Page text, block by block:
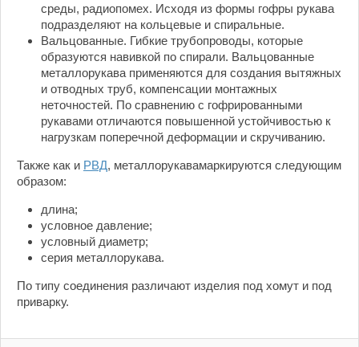
среды, радиопомех. Исходя из формы гофры рукава
подразделяют на кольцевые и спиральные.
Вальцованные. Гибкие трубопроводы, которые
образуются навивкой по спирали. Вальцованные
металлорукава применяются для создания вытяжных
и отводных труб, компенсации монтажных
неточностей. По сравнению с гофрированными
рукавами отличаются повышенной устойчивостью к
нагрузкам поперечной деформации и скручиванию.
Также как и РВД, металлорукавамаркируются следующим
образом:
длина;
условное давление;
условный диаметр;
серия металлорукава.
По типу соединения различают изделия под хомут и под
приварку.